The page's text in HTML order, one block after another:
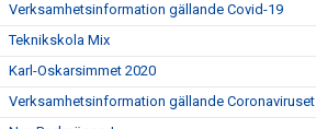
Verksamhetsinformation gällande Covid-19
Teknikskola Mix
Karl-Oskarsimmet 2020
Verksamhetsinformation gällande Coronaviruset